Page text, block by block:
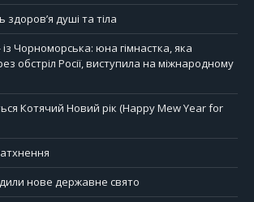
душі та тіла
із Чорноморська: юна гімнастка, яка
обстріл Росії, виступила на міжнародному
Котячий Новий рік (Happy Mew Year for
нове державне свято